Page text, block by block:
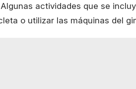
actividades que se
o utilizar las máquinas del